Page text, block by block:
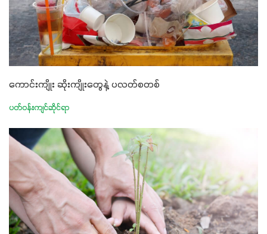
ကောင်းကျိုး ဆိုးကျိုးတွေနဲ့ ပလတ်စတစ်
ပတ်ဝန်းကျင်ဆိုင်ရာ